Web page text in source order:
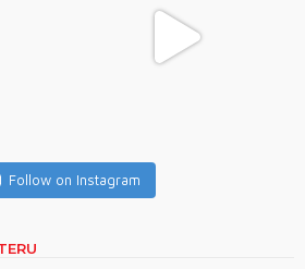
Follow on Instagram